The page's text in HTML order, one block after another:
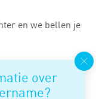
over
en we bellen je